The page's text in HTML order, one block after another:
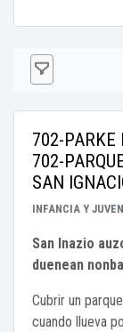
702-PARKE
702-
SAN
INFANCIA Y
San Inazio
duenean
Cubrir un
cuando llueva